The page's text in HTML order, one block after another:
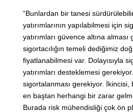
“Bunlardan bir tanesi
yatırımlarının yapılabilmesi için
yatırımları güvence altına
sigortacılığın temeli dediğimiz
fiyatlanabilmesi var. Dolayısıyla
yatırımları desteklemesi
sigortalanması gerekiyor. İkincisi,
en baştan herhangi bir zarar
Burada risk mühendisliği çok ön